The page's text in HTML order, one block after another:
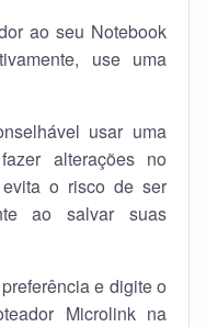
ao seu Notebook
use uma
usar uma
alterações no
o risco de ser
ao salvar suas
e digite o
Microlink na